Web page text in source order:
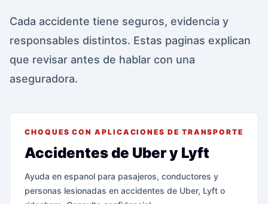
Cada accidente tiene seguros, evidencia y
responsables distintos. Estas paginas explican
que revisar antes de hablar con una
aseguradora.
CHOQUES CON APLICACIONES DE TRANSPORTE
Accidentes de Uber y Lyft
Ayuda en espanol para pasajeros, conductores y
personas lesionadas en accidentes de Uber, Lyft o